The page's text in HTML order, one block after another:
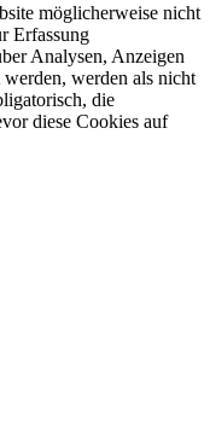
möglicherweise nicht
Erfassung
Analysen, Anzeigen
werden als nicht
die
diese Cookies auf